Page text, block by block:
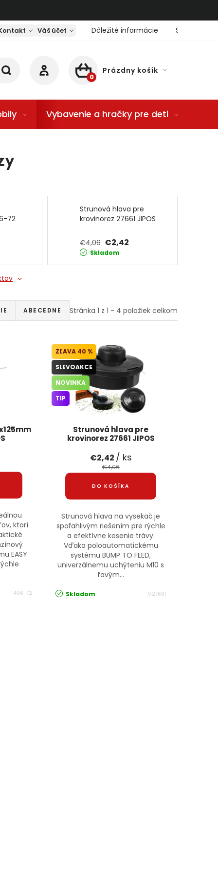
Váš účet Dôležité informácie Servis
NÁKUPNÝ KOŠÍK
Prázdny košík
Vybavenie a hračky pre deti
72
Strunová hlava pre
krovinorez 27661 JIPOS
€4,06 €2,42
Skladom
Stránka 1 z 1 - 4 položiek celkom
ABECEDNE
ktorí
EASY
F406-72
Strunová hlava pre
krovinorez 27661 JIPOS
40 %
SLEVOAKCE
NOVINKA
TIP
€2,42 / ks
€4,06
DO KOŠÍKA
Strunová hlava na vysekač je
spoľahlivým riešením pre rýchle
a efektívne kosenie trávy.
Vďaka poloautomatickému
systému BUMP TO FEED,
univerzálnemu uchýteniu M10 s
ľavým...
Skladom M27661